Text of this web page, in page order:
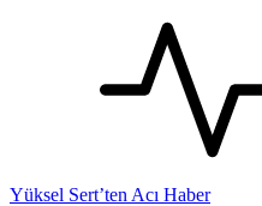
Yüksel Sert’ten Acı Haber